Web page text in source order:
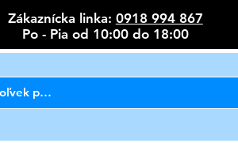
Zákaznícka linka: 0918 994 867
Po - Pia od 10:00 do 18:00